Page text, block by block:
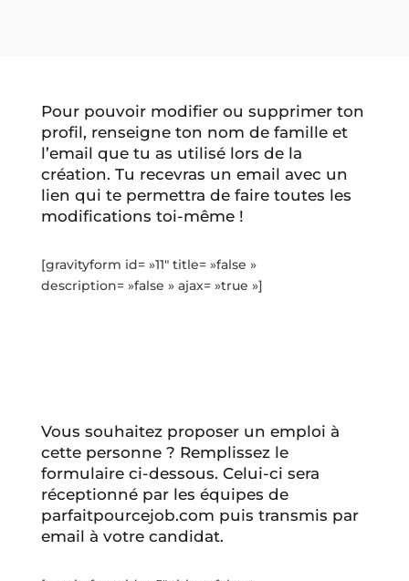
Pour pouvoir modifier ou supprimer ton
profil, renseigne ton nom de famille et
l’email que tu as utilisé lors de la
création. Tu recevras un email avec un
lien qui te permettra de faire toutes les
modifications toi-même !
[gravityform id= »11″ title= »false »
description= »false » ajax= »true »]
Vous souhaitez proposer un emploi à
cette personne ? Remplissez le
formulaire ci-dessous. Celui-ci sera
réceptionné par les équipes de
parfaitpourcejob.com puis transmis par
email à votre candidat.